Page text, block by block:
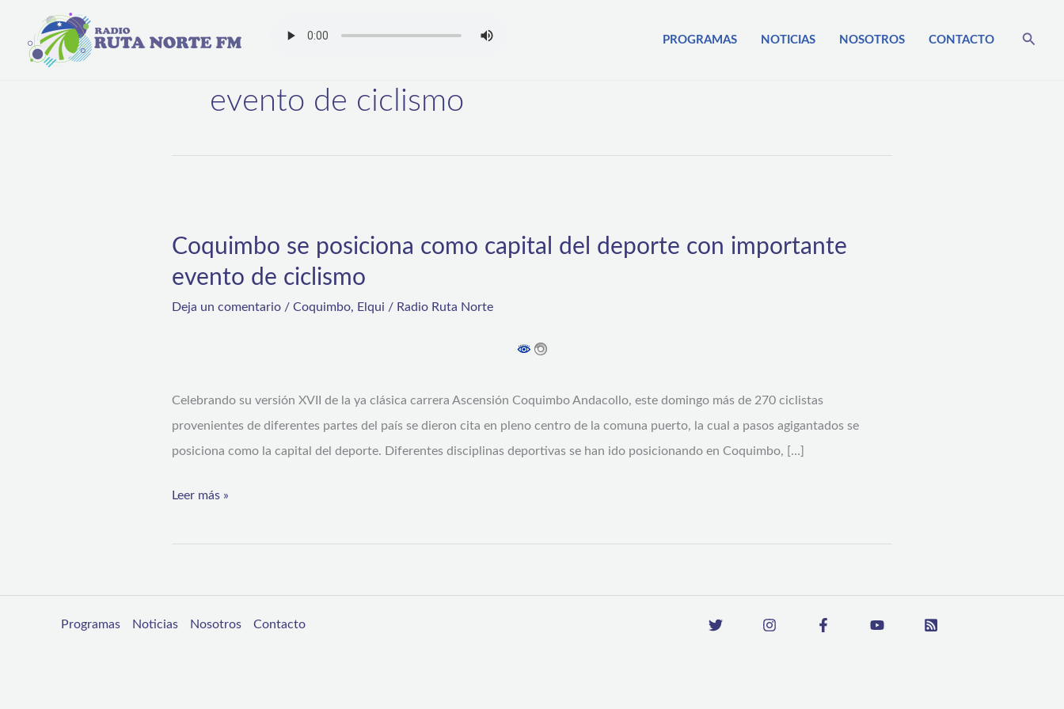
contenido
PROGRAMAS NOTICIAS NOSOTROS CONTACTO Buscar
evento de ciclismo
Coquimbo se posiciona como capital del deporte con importante
evento de ciclismo
Deja un comentario / Coquimbo, Elqui / Radio Ruta Norte
Celebrando su versión XVII de la ya clásica carrera Ascensión Coquimbo Andacollo, este domingo más de 270 ciclistas
provenientes de diferentes partes del país se dieron cita en pleno centro de la comuna puerto, la cual a pasos agigantados se
posiciona como la capital del deporte. Diferentes disciplinas deportivas se han ido posicionando en Coquimbo, […]
posiciona
como
capital
importante
evento
de
Leer más »
Programas Noticias Nosotros Contacto